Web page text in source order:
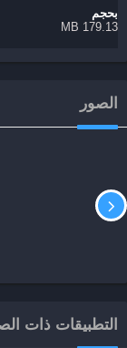
بحجم
179.13 MB
الصور
التطبيقات ذات